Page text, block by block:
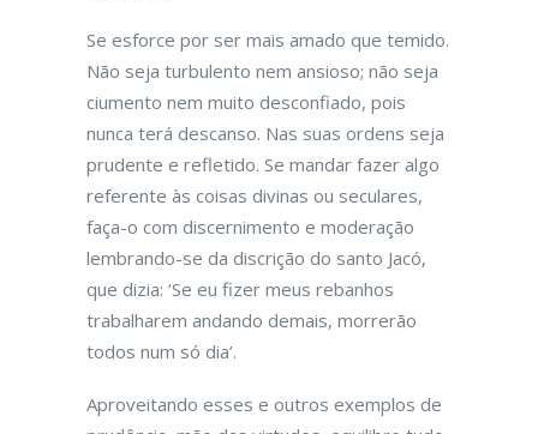
Se esforce por ser mais amado que temido.
Não seja turbulento nem ansioso; não seja
ciumento nem muito desconfiado, pois
nunca terá descanso. Nas suas ordens seja
prudente e refletido. Se mandar fazer algo
referente às coisas divinas ou seculares,
faça-o com discernimento e moderação
lembrando-se da discrição do santo Jacó,
que dizia: ‘Se eu fizer meus rebanhos
trabalharem andando demais, morrerão
todos num só dia’.
Aproveitando esses e outros exemplos de